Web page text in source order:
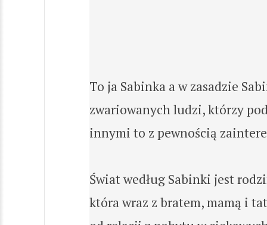
To ja Sabinka a w zasadzie
zwariowanych ludzi, którzy
innymi to z pewnością
Świat według Sabinki jest
która wraz z bratem, mamą i